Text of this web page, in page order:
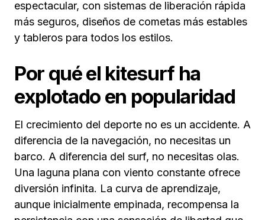
espectacular, con sistemas de liberación rápida
más seguros, diseños de cometas más estables
y tableros para todos los estilos.
Por qué el kitesurf ha
explotado en popularidad
El crecimiento del deporte no es un accidente. A
diferencia de la navegación, no necesitas un
barco. A diferencia del surf, no necesitas olas.
Una laguna plana con viento constante ofrece
diversión infinita. La curva de aprendizaje,
aunque inicialmente empinada, recompensa la